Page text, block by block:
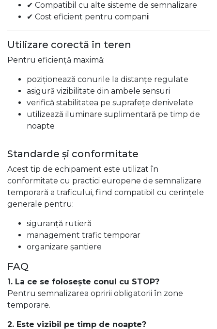
✔ Compatibil cu alte sisteme de semnalizare
✔ Cost eficient pentru companii
Utilizare corectă în teren
Pentru eficiență maximă:
poziționează conurile la distanțe regulate
asigură vizibilitate din ambele sensuri
verifică stabilitatea pe suprafețe denivelate
utilizează iluminare suplimentară pe timp de
noapte
Standarde și conformitate
Acest tip de echipament este utilizat în
conformitate cu practici europene de semnalizare
temporară a traficului, fiind compatibil cu cerințele
generale pentru:
siguranță rutieră
management trafic temporar
organizare șantiere
FAQ
1. La ce se folosește conul cu STOP?
Pentru semnalizarea opririi obligatorii în zone
temporare.
2. Este vizibil pe timp de noapte?